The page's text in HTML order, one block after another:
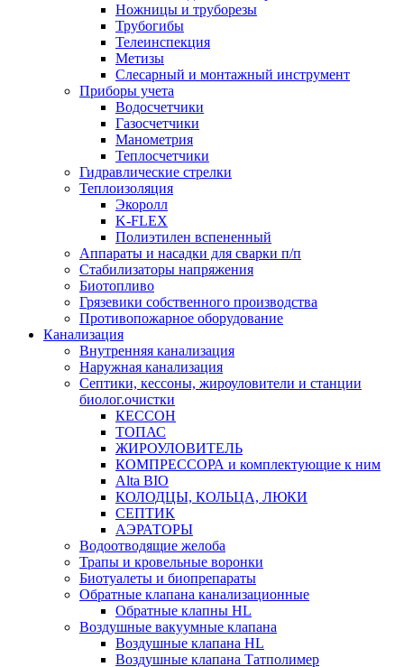
Ножницы и труборезы
Трубогибы
Телеинспекция
Метизы
Слесарный и монтажный инструмент
Приборы учета
Водосчетчики
Газосчетчики
Манометрия
Теплосчетчики
Гидравлические стрелки
Теплоизоляция
Экоролл
K-FLEX
Полиэтилен вспененный
Аппараты и насадки для сварки п/п
Стабилизаторы напряжения
Биотопливо
Грязевики собственного производства
Противопожарное оборудование
Канализация
Внутренняя канализация
Наружная канализация
Септики, кессоны, жироуловители и станции
биолог.очистки
КЕССОН
ТОПАС
ЖИРОУЛОВИТЕЛЬ
КОМПРЕССОРА и комплектующие к ним
Alta BIO
КОЛОДЦЫ, КОЛЬЦА, ЛЮКИ
СЕПТИК
АЭРАТОРЫ
Водоотводящие желоба
Трапы и кровельные воронки
Биотуалеты и биопрепараты
Обратные клапана канализационные
Обратные клапны HL
Воздушные вакуумные клапана
Воздушные клапана HL
Воздушные клапана Татполимер